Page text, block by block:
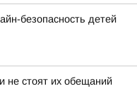
безопасность детей
не стоят их обещаний